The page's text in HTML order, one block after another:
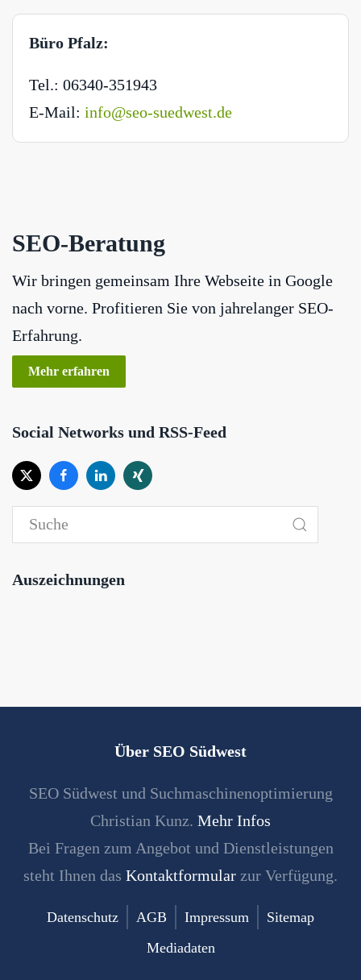
Büro Pfalz:
Tel.: 06340-351943
E-Mail: info@seo-suedwest.de
SEO-Beratung
Wir bringen gemeinsam Ihre Webseite in Google
nach vorne. Profitieren Sie von jahrelanger SEO-
Erfahrung.
Mehr erfahren
Social Networks und RSS-Feed
Auszeichnungen
Über SEO Südwest
SEO Südwest und Suchmaschinenoptimierung
Christian Kunz. Mehr Infos
Bei Fragen zum Angebot und Dienstleistungen
steht Ihnen das Kontaktformular zur Verfügung.
Datenschutz AGB Impressum
Sitemap
Mediadaten